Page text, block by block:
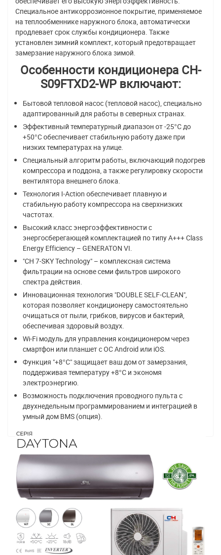
Специальное антикоррозионное покрытие, применяемое
на теплообменнике наружного блока, автоматически
продлевает срок службы кондиционера. Также
установлен зимний комплект, который предотвращает
замерзание наружного блока зимой.
Особенности кондиционера CH-
S09FTXD2-WP включают:
Бытовой тепловой насос (тепловой насос), специально
адаптированный для работы в северных странах.
Эффективный температурный диапазон от -25°С до
+50°С обеспечивает стабильную работу даже при
низких температурах на улице.
Специальный алгоритм работы, включающий подогрев
компрессора и поддона, а также регулировку скорости
вентилятора внешнего блока.
Технология I-Action обеспечивает плавную и
стабильную работу компрессора на сверхнизких
частотах.
Высокий класс энергоэффективности с
энергосберегающей комплектацией по типу A+++ Class
Energy Efficiency – GENERATON VI.
"CH 7-SKY Technology" – комплексная система
фильтрации на основе семи фильтров широкого
спектра действия.
Инновационная технология "DOUBLE SELF-CLEAN",
которая позволяет кондиционеру самостоятельно
очищаться от пыли, грибков, вирусов и бактерий,
обеспечивая здоровый воздух.
Wi-Fi модуль для управления кондиционером через
смартфон или планшет с ОС Android или iOS.
Функция "+8°С" защищает ваш дом от замерзания,
поддерживая температуру +8°С и экономя
электроэнергию.
Возможность подключения проводного пульта с
двухнедельным программированием и интеграцией в
умный дом BMS (опция).